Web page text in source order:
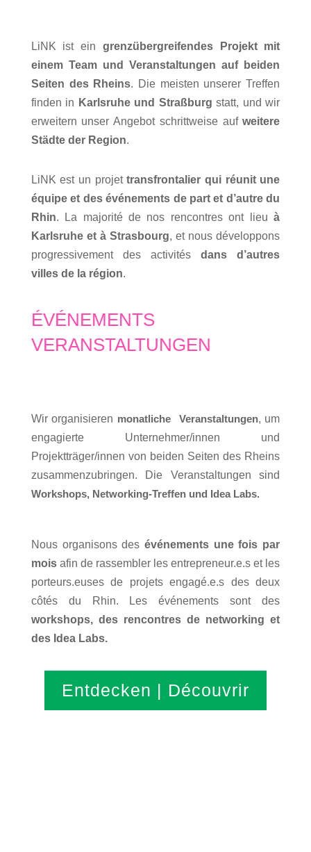
LiNK ist ein grenzübergreifendes Projekt
mit
einem Team und Veranstaltungen auf beiden
Seiten des Rheins. Die meisten unserer Treffen
finden in Karlsruhe und Straßburg statt, und wir
erweitern unser Angebot schrittweise aufweitere
Städte der Region.
LiNK est un projettransfrontalier qui réunit une
équipe et des événements de part et d’autre du
Rhin. La majorité de nos rencontres ont lieuà
Karlsruhe et à Strasbourg, et nous développons
progressivement des activitésdans d’autres
villes de la région.
ÉVÉNEMENTS
VERANSTALTUNGEN
Wir organisieren monatliche Veranstaltungen, um
engagierte Unternehmer/innen und
Projektträger/innen von beiden Seiten des Rheins
zusammenzubringen. Die Veranstaltungen sind
Workshops, Networking-Treffen und Idea Labs.
Nous organisons des événements une fois par
moisafin de rassembler les entrepreneur.e.s et les
porteurs.euses de projets engagé.e.s des deux
côtés du Rhin. Les événements sont des
workshops, des rencontres de networking et
des Idea Labs.
Entdecken | Découvrir